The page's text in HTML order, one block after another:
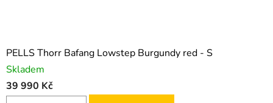
PELLS Thorr Bafang Lowstep Burgundy red - S
Skladem
39 990 Kč